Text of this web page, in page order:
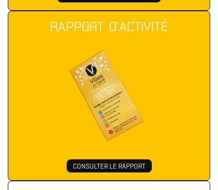
RAPPORT D'ACTIVITÉ
CONSULTER LE RAPPORT